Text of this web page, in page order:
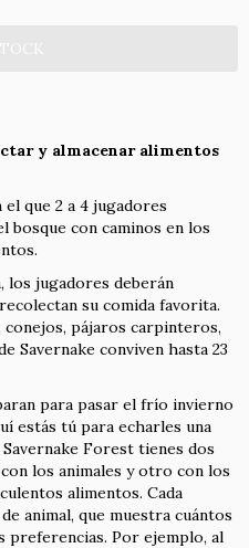
y almacenar alimentos
que 2 a 4 jugadores
bosque con caminos en los
los jugadores deberán
su comida favorita.
pájaros carpinteros,
Savernake conviven hasta 23
para pasar el frío invierno
estás tú para echarles una
Savernake Forest tienes dos
los animales y otro con los
alimentos. Cada
animal, que muestra cuántos
preferencias. Por ejemplo, al